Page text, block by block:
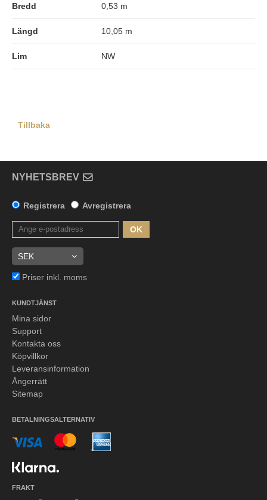
Bredd 0,53 m
Längd 10,05 m
Lim NW
Tillbaka
NYHETSBREV
Registrera Avregistrera
OK
Priser inkl. moms
KUNDTJÄNST
Mina sidor
Support
Kontakta oss
Köpvillkor
Leveransinformation
Ångerrätt
Sitemap
BETALNINGSALTERNATIV
FRAKT